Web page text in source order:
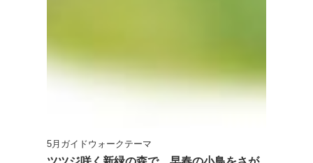
5月ガイドウォークテーマ